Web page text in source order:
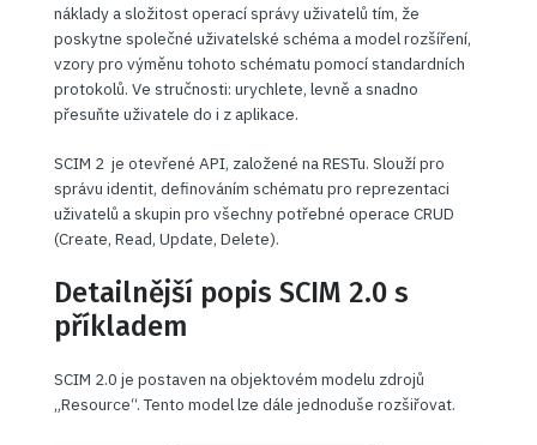
náklady a složitost operací správy uživatelů tím, že
poskytne společné uživatelské schéma a model rozšíření,
vzory pro výměnu tohoto schématu pomocí standardních
protokolů. Ve stručnosti: urychlete, levně a snadno
přesuňte uživatele do i z aplikace.
SCIM 2 je otevřené API, založené na RESTu. Slouží pro
správu identit, definováním schématu pro reprezentaci
uživatelů a skupin pro všechny potřebné operace CRUD
(Create, Read, Update, Delete).
Detailnější popis SCIM 2.0 s
příkladem
SCIM 2.0 je postaven na objektovém modelu zdrojů
„Resource“. Tento model lze dále jednoduše rozšiřovat.